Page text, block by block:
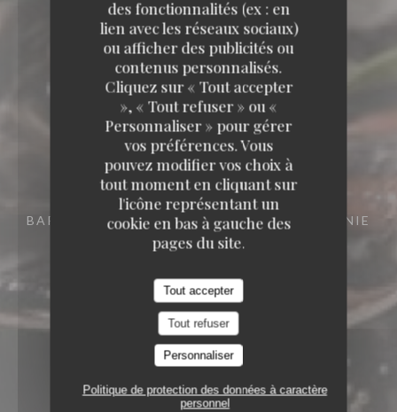
des fonctionnalités (ex : en
lien avec les réseaux sociaux)
ou afficher des publicités ou
contenus personnalisés.
Cliquez sur « Tout accepter
», « Tout refuser » ou «
Personnaliser » pour gérer
vos préférences. Vous
pouvez modifier vos choix à
tout moment en cliquant sur
l'icône représentant un
cookie en bas à gauche des
pages du site.
Tout accepter
Tout refuser
Personnaliser
Politique de protection des données à caractère
personnel
BAR RESTAURANT
15 RUE DES FRÈRES BONIE
33000 BORDEAUX